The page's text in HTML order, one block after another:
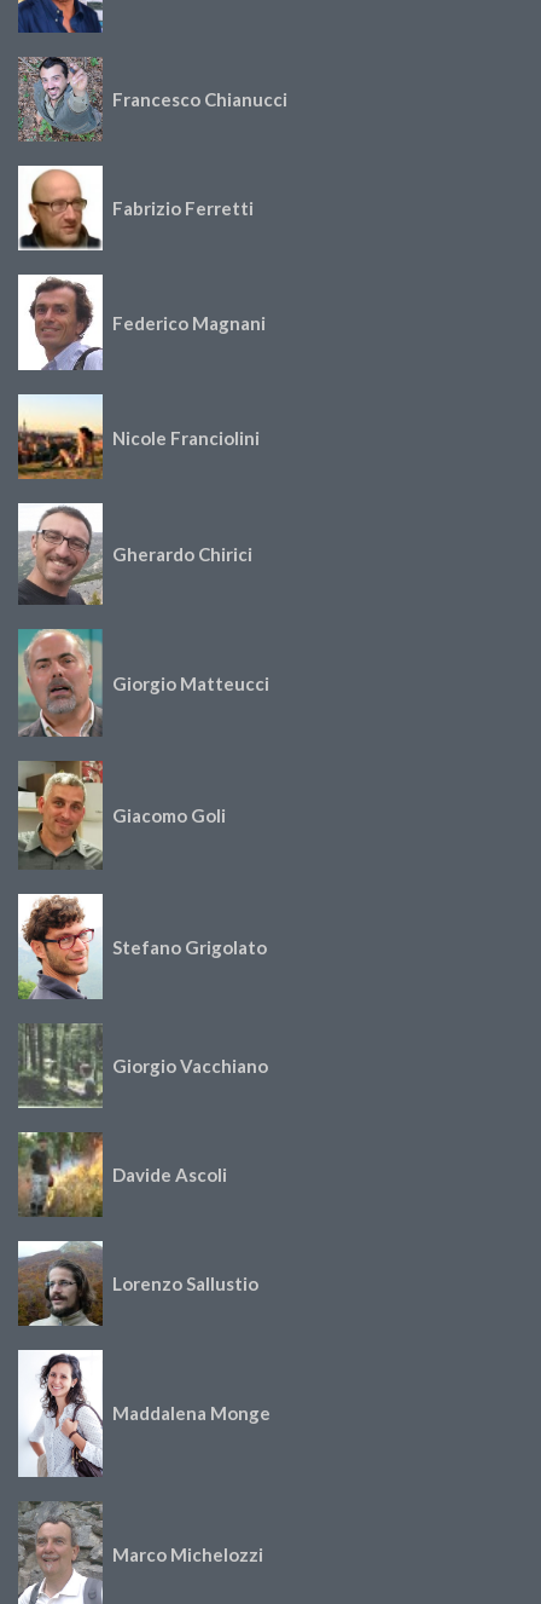
Francesco Chianucci
Fabrizio Ferretti
Federico Magnani
Nicole Franciolini
Gherardo Chirici
Giorgio Matteucci
Giacomo Goli
Stefano Grigolato
Giorgio Vacchiano
Davide Ascoli
Lorenzo Sallustio
Maddalena Monge
Marco Michelozzi